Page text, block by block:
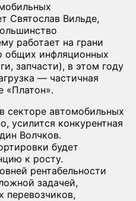
Святослав Вильде,
работает на грани
общих инфляционных
запчасти), в этом году
— частичная
«Платон».
секторе автомобильных
усилится конкурентная
Волчков.
будет
к росту.
рентабельности
задачей,
перевозчиков,